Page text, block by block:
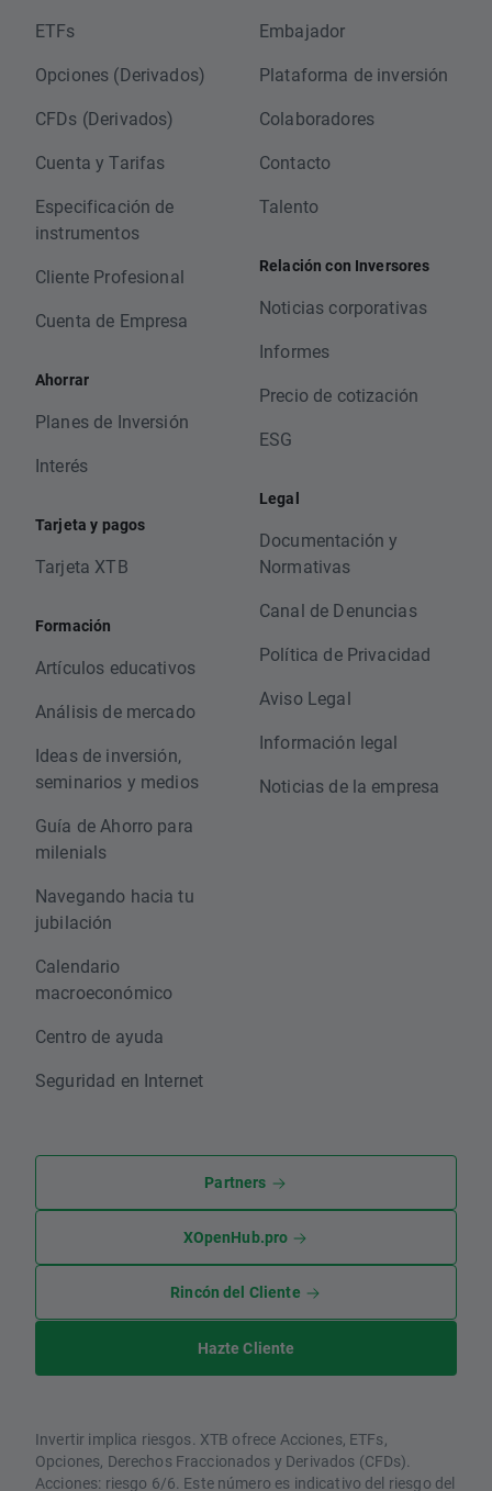
ETFs
Opciones (Derivados)
CFDs (Derivados)
Cuenta y Tarifas
Especificación de
instrumentos
Cliente Profesional
Cuenta de Empresa
Ahorrar
Planes de Inversión
Interés
Tarjeta y pagos
Tarjeta XTB
Formación
Artículos educativos
Análisis de mercado
Ideas de inversión,
seminarios y medios
Guía de Ahorro para
milenials
Navegando hacia tu
jubilación
Calendario
macroeconómico
Centro de ayuda
Seguridad en Internet
Embajador
Plataforma de inversión
Colaboradores
Contacto
Talento
Relación con Inversores
Noticias corporativas
Informes
Precio de cotización
ESG
Legal
Documentación y
Normativas
Canal de Denuncias
Política de Privacidad
Aviso Legal
Información legal
Noticias de la empresa
Partners
XOpenHub.pro
Rincón del Cliente
Hazte Cliente
Invertir implica riesgos. XTB ofrece Acciones, ETFs,
Opciones, Derechos Fraccionados y Derivados (CFDs).
Acciones: riesgo 6/6. Este número es indicativo del riesgo del